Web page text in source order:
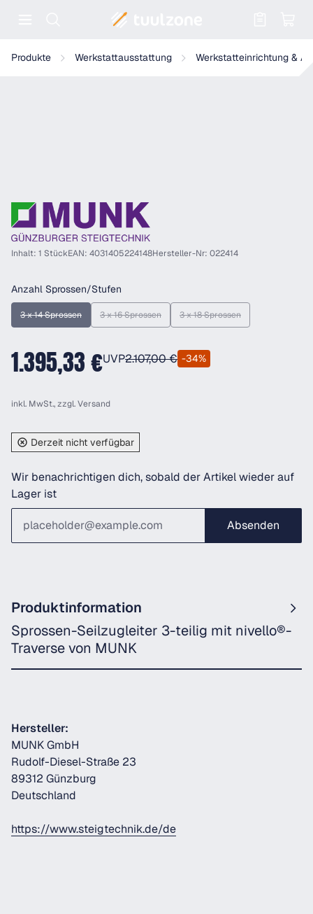
Produkte Werkstattausstattung Werkstatteinrichtung &
Munk Sprossen-Seilzugleiter 3-teilig mit nivello®-Traverse
Inhalt: 1 StückEAN: 4031405224148Hersteller-Nr: 022414
Anzahl Sprossen/Stufen
3 x 14 Sprossen(Diese Option ist zurzeit nicht verfügbar.)
3 x 16 Sprossen(Diese Option ist zurzeit nicht verfügbar.)
3 x 18 Sprossen(Diese Option ist zurzeit
1.395,33 €UVP2.107,00 € -34%
inkl. MwSt., zzgl.Versand
Derzeit nicht verfügbar
Wir benachrichtigen dich, sobald der Artikel wieder auf
Lager ist
Absenden
Produktinformation
Sprossen-Seilzugleiter 3-teilig mit nivello®-
Traverse von MUNK
Hersteller:
MUNK GmbH
Rudolf-Diesel-Straße 23
89312 Günzburg
Deutschland
https://www.steigtechnik.de/de